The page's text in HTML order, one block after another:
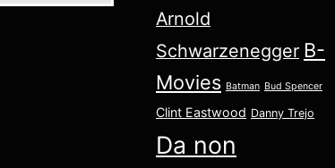
Arnold
Schwarzenegger B-
Movies Batman Bud Spencer
Clint Eastwood Danny Trejo
Da non